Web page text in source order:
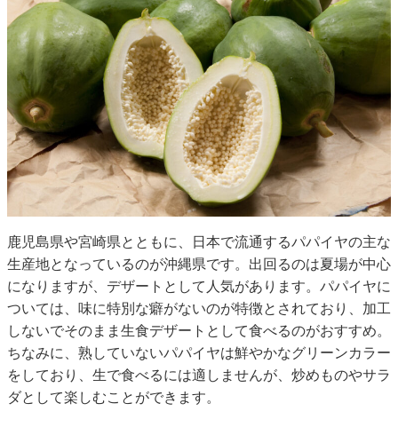
鹿児島県や宮崎県とともに、日本で流通するパパイヤの主な
生産地となっているのが沖縄県です。出回るのは夏場が中心
になりますが、デザートとして人気があります。パパイヤに
ついては、味に特別な癖がないのが特徴とされており、加工
しないでそのまま生食デザートとして食べるのがおすすめ。
ちなみに、熟していないパパイヤは鮮やかなグリーンカラー
をしており、生で食べるには適しませんが、炒めものやサラ
ダとして楽しむことができます。